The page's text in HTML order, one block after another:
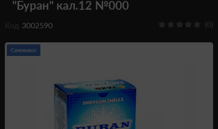
Оптика
Тюнинг
Аксессуары
Одежда и обувь
Дроны (БПЛА)
Подарочные Сертификати
"Буран" кал.12 №000
Код 3002590 (0)
Самовывоз